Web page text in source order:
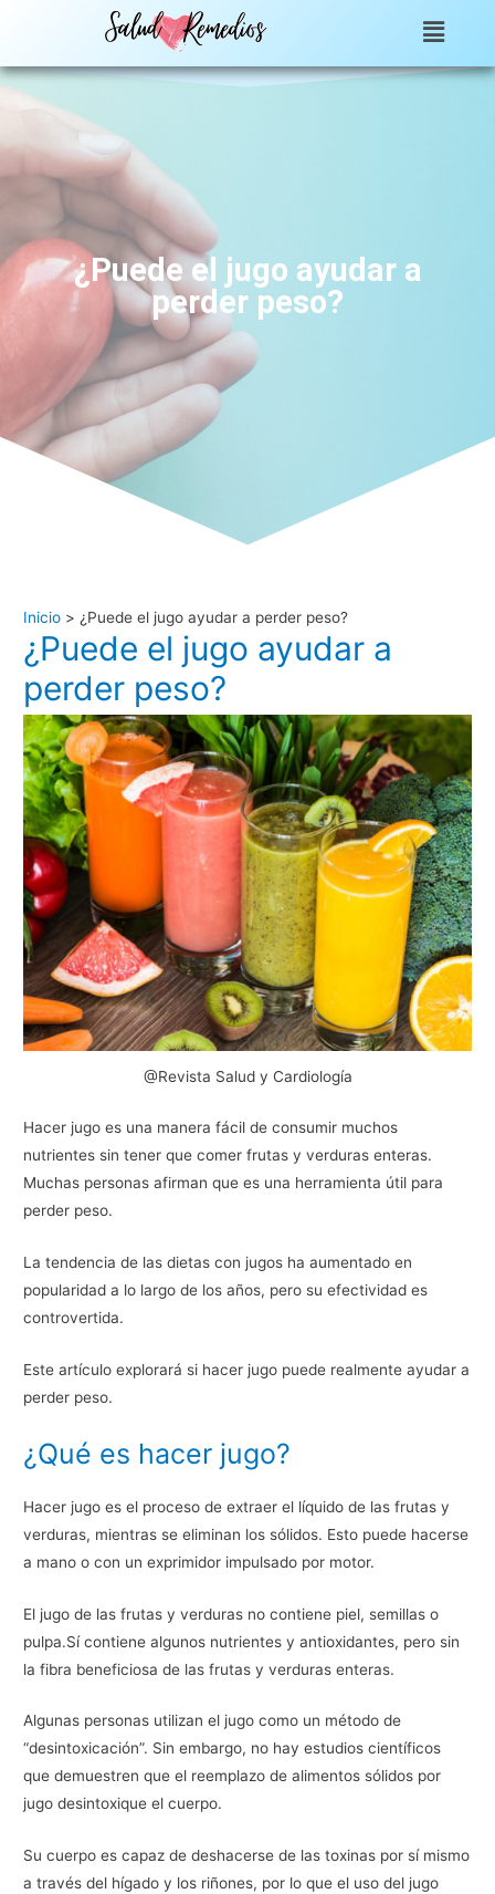
¿Puede el jugo ayudar a
perder peso?
Inicio ¿Puede el jugo ayudar a perder peso?
¿Puede el jugo ayudar a
perder peso?
@Revista Salud y Cardiología
Hacer jugo es una manera fácil de consumir muchos
nutrientes sin tener que comer frutas y verduras enteras.
Muchas personas afirman que es una herramienta útil para
perder peso.
La tendencia de las dietas con jugos ha aumentado en
popularidad a lo largo de los años, pero su efectividad es
controvertida.
Este artículo explorará si hacer jugo puede realmente ayudar a
perder peso.
¿Qué es hacer jugo?
Hacer jugo es el proceso de extraer el líquido de las frutas y
verduras, mientras se eliminan los sólidos. Esto puede hacerse
a mano o con un exprimidor impulsado por motor.
El jugo de las frutas y verduras no contiene piel, semillas o
pulpa.Sí contiene algunos nutrientes y antioxidantes, pero sin
la fibra beneficiosa de las frutas y verduras enteras.
Algunas personas utilizan el jugo como un método de
“desintoxicación”. Sin embargo, no hay estudios científicos
que demuestren que el reemplazo de alimentos sólidos por
jugo desintoxique el cuerpo.
Su cuerpo es capaz de deshacerse de las toxinas por sí mismo
a través del hígado y los riñones, por lo que el uso del jugo